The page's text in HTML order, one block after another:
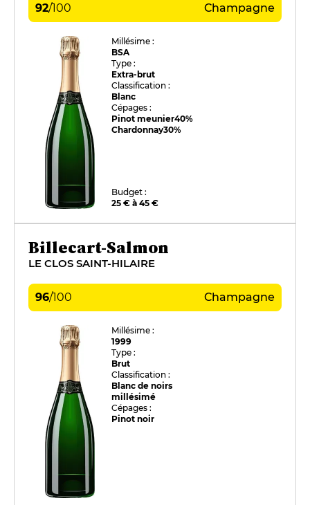
92/100 Champagne
Millésime :
BSA
Type :
Extra-brut
Classification :
Blanc
Cépages :
Pinot meunier40%
Chardonnay30%
Budget :
25 € à 45 €
Billecart-Salmon
LE CLOS SAINT-HILAIRE
96/100 Champagne
Millésime :
1999
Type :
Brut
Classification :
Blanc de noirs
millésimé
Cépages :
Pinot noir